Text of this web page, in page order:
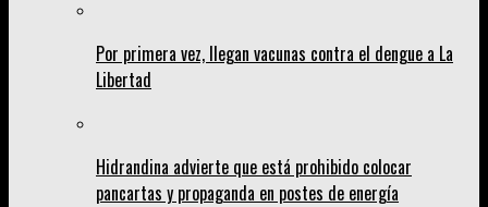
Por primera vez, llegan vacunas contra el dengue a La
Libertad
Hidrandina advierte que está prohibido colocar
pancartas y propaganda en postes de energía